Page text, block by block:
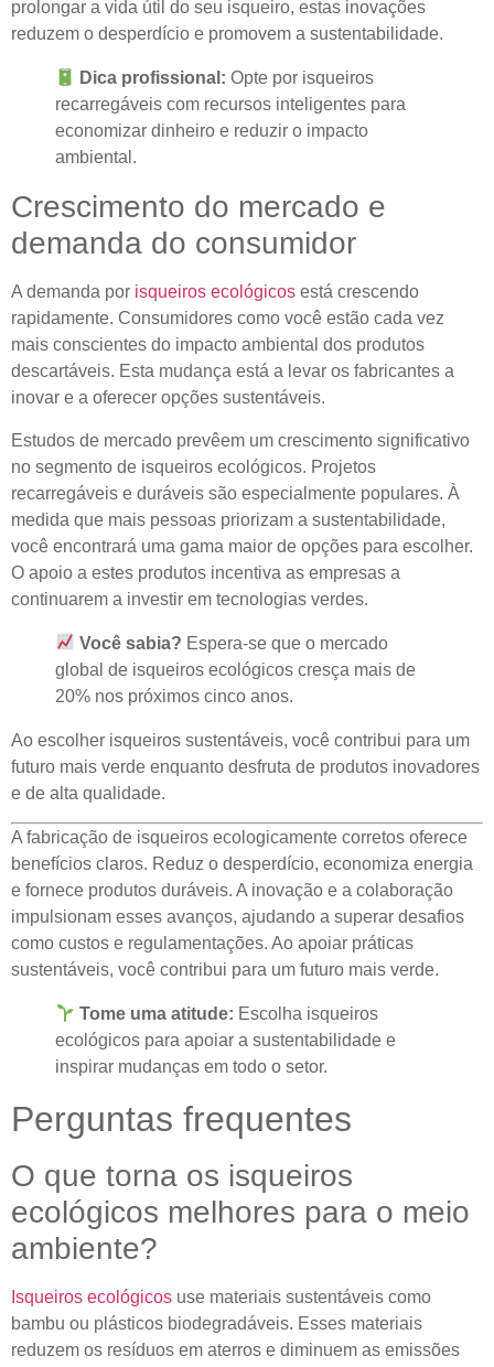
prolongar a vida útil do seu isqueiro, estas inovações
reduzem o desperdício e promovem a sustentabilidade.
Dica profissional: Opte por isqueiros
recarregáveis ​​com recursos inteligentes para
economizar dinheiro e reduzir o impacto
ambiental.
Crescimento do mercado e
demanda do consumidor
A demanda por isqueiros ecológicos está crescendo
rapidamente. Consumidores como você estão cada vez
mais conscientes do impacto ambiental dos produtos
descartáveis. Esta mudança está a levar os fabricantes a
inovar e a oferecer opções sustentáveis.
Estudos de mercado prevêem um crescimento significativo
no segmento de isqueiros ecológicos. Projetos
recarregáveis ​​e duráveis ​​são especialmente populares. À
medida que mais pessoas priorizam a sustentabilidade,
você encontrará uma gama maior de opções para escolher.
O apoio a estes produtos incentiva as empresas a
continuarem a investir em tecnologias verdes.
Você sabia? Espera-se que o mercado
global de isqueiros ecológicos cresça mais de
20% nos próximos cinco anos.
Ao escolher isqueiros sustentáveis, você contribui para um
futuro mais verde enquanto desfruta de produtos inovadores
e de alta qualidade.
A fabricação de isqueiros ecologicamente corretos oferece
benefícios claros. Reduz o desperdício, economiza energia
e fornece produtos duráveis. A inovação e a colaboração
impulsionam esses avanços, ajudando a superar desafios
como custos e regulamentações. Ao apoiar práticas
sustentáveis, você contribui para um futuro mais verde.
Tome uma atitude: Escolha isqueiros
ecológicos para apoiar a sustentabilidade e
inspirar mudanças em todo o setor.
Perguntas frequentes
O que torna os isqueiros
ecológicos melhores para o meio
ambiente?
Isqueiros ecológicos use materiais sustentáveis ​​como
bambu ou plásticos biodegradáveis. Esses materiais
reduzem os resíduos em aterros e diminuem as emissões